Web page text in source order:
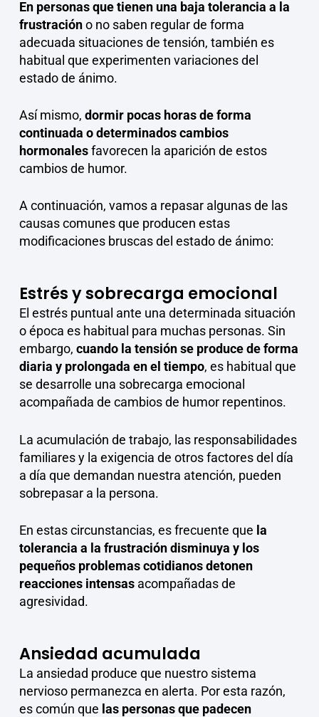
En personas que tienen una baja tolerancia a la
frustracióno no saben regular de forma
adecuada situaciones de tensión, también es
habitual que experimenten variaciones del
estado de ánimo.
Así mismo, dormir pocas horas de forma
continuada o determinados cambios
hormonalesfavorecen la aparición de estos
cambios de humor.
A continuación, vamos a repasar algunas de las
causas comunes que producen estas
modificaciones bruscas del estado de ánimo:
Estrés y sobrecarga emocional
El estrés puntual ante una determinada situación
o época es habitual para muchas personas. Sin
embargo, cuando la tensión se produce de forma
diaria y prolongada en el tiempo, es habitual que
se desarrolle una sobrecarga emocional
acompañada de cambios de humor repentinos.
La acumulación de trabajo, las responsabilidades
familiares y la exigencia de otros factores del día
a día que demandan nuestra atención, pueden
sobrepasar a la persona.
En estas circunstancias, es frecuente que la
tolerancia a la frustración disminuya y los
pequeños problemas cotidianos detonen
reacciones intensasacompañadas de
agresividad.
Ansiedad acumulada
La ansiedad produce que nuestro sistema
nervioso permanezca en alerta. Por esta razón,
es común que las personas que padecen